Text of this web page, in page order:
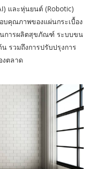
และหุ่นยนต์ (Robotic)
บคุณภาพของแผ่นกระเบื้อง
การผลิตสุขภัณฑ์ ระบบขน
รวมถึงการปรับปรุงการ
งตลาด